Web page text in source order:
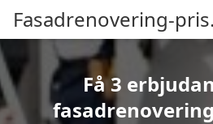
Fasadrenovering-
Få 3